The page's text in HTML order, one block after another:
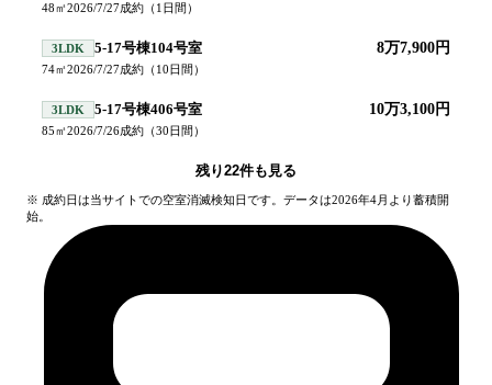
48㎡2026/7/27成約 （1 日間）
3LDK 5-17号棟104号室 8万7,900円
74㎡2026/7/27成約 （10日間）
3LDK 5-17号棟406号室 10万3,100円
85㎡2026/7/26成約 （30日間）
残り22件も見る
※ 成約日は当サイトでの空室消滅検知日です。データは2026年4月より蓄積開
始。